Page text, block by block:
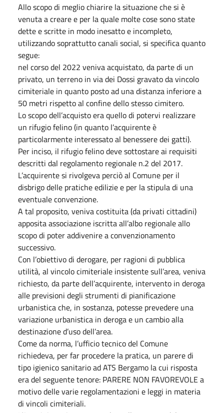
Allo scopo di meglio chiarire la situazione che si è
venuta a creare e per la quale molte cose sono state
dette e scritte in modo inesatto e incompleto,
utilizzando soprattutto canali social, si specifica quanto
segue:
nel corso del 2022 veniva acquistato, da parte di un
privato, un terreno in via dei Dossi gravato da vincolo
cimiteriale in quanto posto ad una distanza inferiore a
50 metri rispetto al confine dello stesso cimitero.
Lo scopo dell’acquisto era quello di potervi realizzare
un rifugio felino (in quanto l’acquirente è
particolarmente interessato al benessere dei gatti).
Per inciso, il rifugio felino deve sottostare ai requisiti
descritti dal regolamento regionale n.2 del 2017.
L’acquirente si rivolgeva perciò al Comune per il
disbrigo delle pratiche edilizie e per la stipula di una
eventuale convenzione.
A tal proposito, veniva costituita (da privati cittadini)
apposita associazione iscritta all’albo regionale allo
scopo di poter addivenire a convenzionamento
successivo.
Con l’obiettivo di derogare, per ragioni di pubblica
utilità, al vincolo cimiteriale insistente sull’area, veniva
richiesto, da parte dell’acquirente, intervento in deroga
alle previsioni degli strumenti di pianificazione
urbanistica che, in sostanza, potesse prevedere una
variazione urbanistica in deroga e un cambio alla
destinazione d’uso dell’area.
Come da norma, l’ufficio tecnico del Comune
richiedeva, per far procedere la pratica, un parere di
tipo igienico sanitario ad ATS Bergamo la cui risposta
era del seguente tenore: PARERE NON FAVOREVOLE a
motivo delle varie regolamentazioni e leggi in materia
di vincoli cimiteriali.